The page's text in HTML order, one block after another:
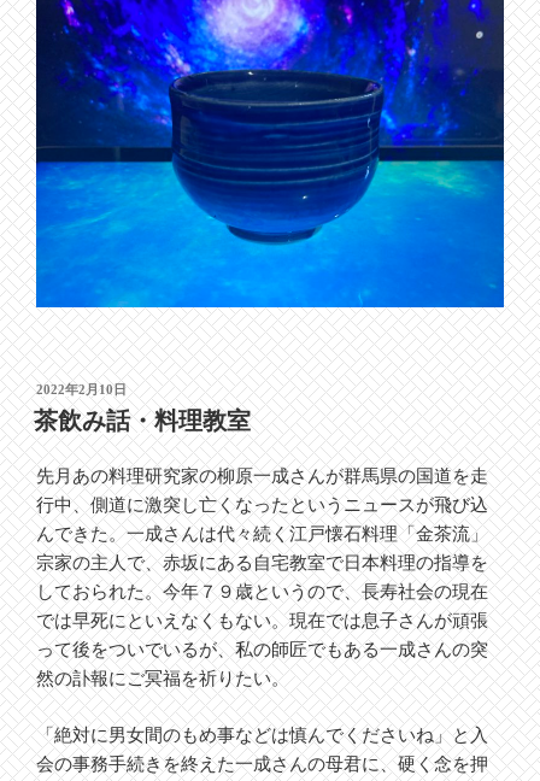
投
稿
日:
2022年2月10日
茶飲み話・料理教室
先月あの料理研究家の柳原一成さんが群馬県の国道を走
行中、側道に激突し亡くなったというニュースが飛び込
んできた。一成さんは代々続く江戸懐石料理「金茶流」
宗家の主人で、赤坂にある自宅教室で日本料理の指導を
しておられた。今年７９歳というので、長寿社会の現在
では早死にといえなくもない。現在では息子さんが頑張
って後をついでいるが、私の師匠でもある一成さんの突
然の訃報にご冥福を祈りたい。
「絶対に男女間のもめ事などは慎んでくださいね」と入
会の事務手続きを終えた一成さんの母君に、硬く念を押